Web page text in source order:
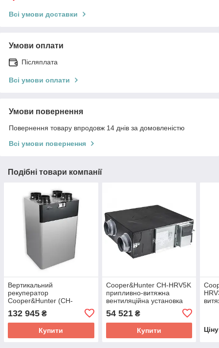
Всі умови доставки
Умови оплати
Післяплата
Всі умови оплати
Умови повернення
Повернення товару впродовж 14 днів за домовленістю
Всі умови повернення
Подібні товари компанії
Вертикальний
рекуператор
Cooper&Hunter (CH-
132 945 ₴
Купити
Cooper&Hunter CH-HRV5K
припливно-витяжна
вентиляційна установка
54 521₴
Купити